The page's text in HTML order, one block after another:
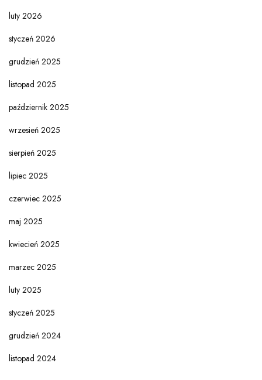
luty 2026
styczeń 2026
grudzień 2025
listopad 2025
październik 2025
wrzesień 2025
sierpień 2025
lipiec 2025
czerwiec 2025
maj 2025
kwiecień 2025
marzec 2025
luty 2025
styczeń 2025
grudzień 2024
listopad 2024